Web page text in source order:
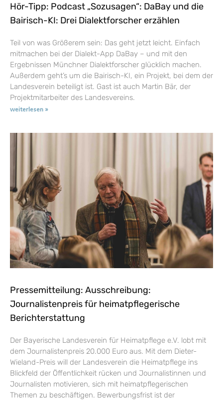
Hör-Tipp: Podcast „Sozusagen“: DaBay und die
Bairisch-KI: Drei Dialektforscher erzählen
Teil von was Größerem sein: Das geht jetzt leicht. Einfach
mitmachen bei der Dialekt-App DaBay – und mit den
Ergebnissen Münchner Dialektforscher glücklich machen.
Außerdem geht’s um die Bairisch-KI, ein Projekt, bei dem der
Landesverein beteiligt ist. Gast ist auch Martin Bär, der
Projektmitarbeiter des Landesvereins.
weiterlesen »
Pressemitteilung: Ausschreibung:
Journalistenpreis für heimatpflegerische
Berichterstattung
Der Bayerische Landesverein für Heimatpflege e.V. lobt mit
dem Journalistenpreis 20.000 Euro aus. Mit dem Dieter-
Wieland-Preis will der Landesverein die Heimatpflege ins
Blickfeld der Öffentlichkeit rücken und Journalistinnen und
Journalisten motivieren, sich mit heimatpflegerischen
Themen zu beschäftigen. Bewerbungsfrist ist der